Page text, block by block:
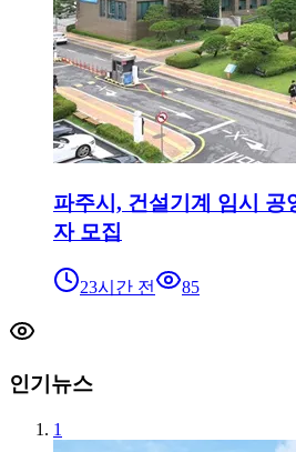
파주시, 건설기계 임시 공
자 모집
23시간 전 85
인기뉴스
1